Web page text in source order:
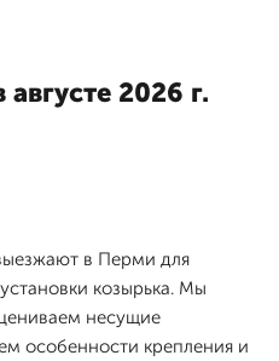
2026 г.
в Перми для
козырька. Мы
несущие
особенности крепления и